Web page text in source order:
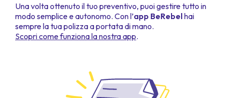
Una volta ottenuto il tuo preventivo, puoi gestire tutto in
modo semplice e autonomo. Con l’app BeRebelhai
sempre la tua polizza a portata di mano.
Scopri come funziona la nostra app.